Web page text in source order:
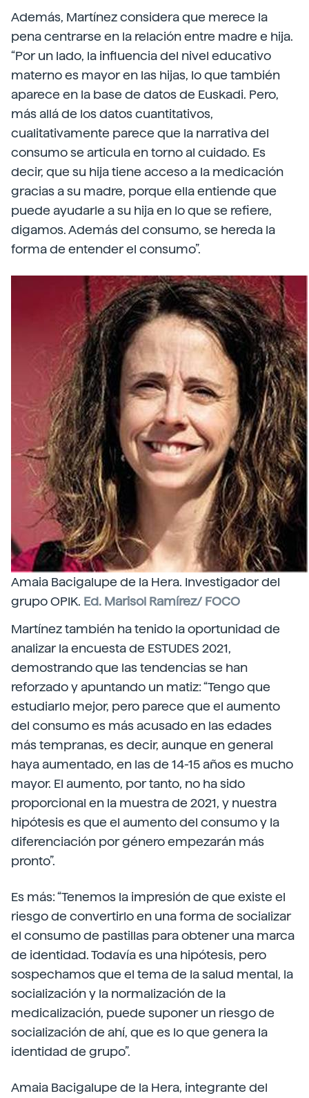
Además, Martínez considera que merece la
pena centrarse en la relación entre madre e hija.
“Por un lado, la influencia del nivel educativo
materno es mayor en las hijas, lo que también
aparece en la base de datos de Euskadi. Pero,
más allá de los datos cuantitativos,
cualitativamente parece que la narrativa del
consumo se articula en torno al cuidado. Es
decir, que su hija tiene acceso a la medicación
gracias a su madre, porque ella entiende que
puede ayudarle a su hija en lo que se refiere,
digamos. Además del consumo, se hereda la
forma de entender el consumo”.
Amaia Bacigalupe de la Hera. Investigador del
grupo OPIK. Ed. Marisol Ramírez/ FOCO
Martínez también ha tenido la oportunidad de
analizar la encuesta de ESTUDES 2021,
demostrando que las tendencias se han
reforzado y apuntando un matiz: “Tengo que
estudiarlo mejor, pero parece que el aumento
del consumo es más acusado en las edades
más tempranas, es decir, aunque en general
haya aumentado, en las de 14-15 años es mucho
mayor. El aumento, por tanto, no ha sido
proporcional en la muestra de 2021, y nuestra
hipótesis es que el aumento del consumo y la
diferenciación por género empezarán más
pronto”.
Es más: “Tenemos la impresión de que existe el
riesgo de convertirlo en una forma de socializar
el consumo de pastillas para obtener una marca
de identidad. Todavía es una hipótesis, pero
sospechamos que el tema de la salud mental, la
socialización y la normalización de la
medicalización, puede suponer un riesgo de
socialización de ahí, que es lo que genera la
identidad de grupo”.
Amaia Bacigalupe de la Hera, integrante del